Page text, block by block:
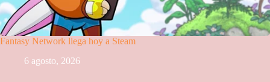
Fantasy Network llega hoy a Steam
6 agosto, 2026